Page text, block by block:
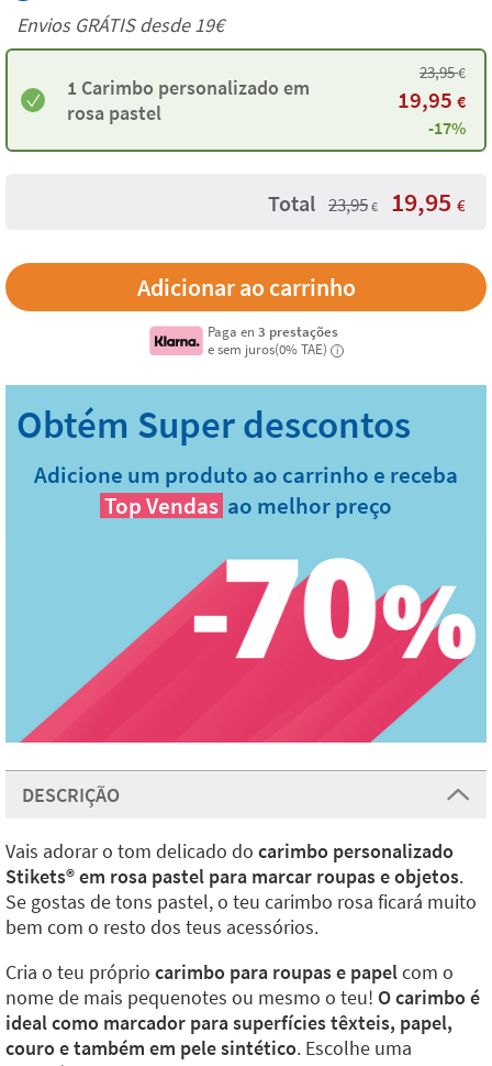
Envios GRÁTIS desde 19€
1 Carimbo personalizado em
rosa pastel
23,95€
19,95 €
-17%
Total 23,95 € 19,95 €
Paga en3 prestações
e sem juros(0% TAE)
i
Adicione um produto ao carrinho e receba
Top Vendas ao melhor preço
DESCRIÇÃO
Vais adorar o tom delicado do carimbo personalizado
Stikets®️em rosa pastel para marcar roupas e objetos.
Se gostas de tons pastel, o teu carimbo rosa ficará muito
bem com o resto dos teus acessórios.
Cria o teu próprio carimbo para roupas e papelcom o
nome de mais pequenotes ou mesmo o teu! O carimbo é
ideal como marcador para superfícies têxteis, papel,
couro e também em pele sintético. Escolhe uma